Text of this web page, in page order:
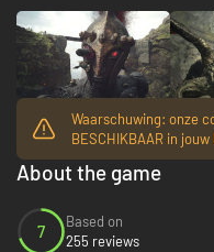
Waarschuwing: onze
BESCHIKBAAR in jouw
About the game
7
Based on
255 reviews